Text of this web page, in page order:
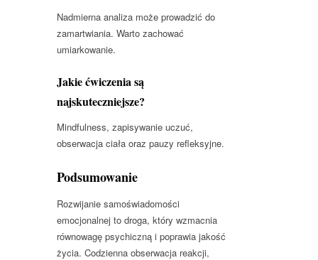
Nadmierna analiza może prowadzić do
zamartwiania. Warto zachować
umiarkowanie.
Jakie ćwiczenia są
najskuteczniejsze?
Mindfulness, zapisywanie uczuć,
obserwacja ciała oraz pauzy refleksyjne.
Podsumowanie
Rozwijanie samoświadomości
emocjonalnej to droga, który wzmacnia
równowagę psychiczną i poprawia jakość
życia. Codzienna obserwacja reakcji,